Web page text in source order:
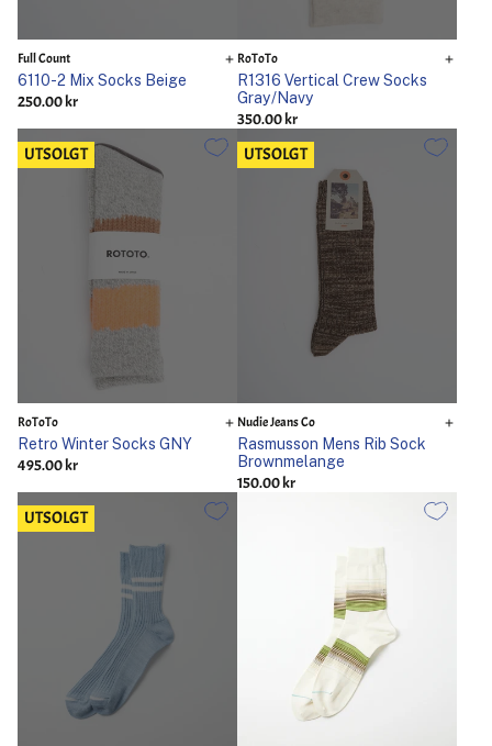
Full Count
6110-2 Mix Socks Beige
250.00 kr
RoToTo
R1316 Vertical Crew Socks
Gray/Navy
350.00 kr
UTSOLGT
RoToTo
Retro Winter Socks GNY
495.00 kr
UTSOLGT
Nudie Jeans Co
Rasmusson Mens Rib Sock
Brownmelange
150.00 kr
UTSOLGT